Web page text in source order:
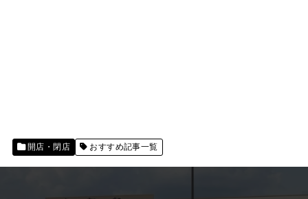
開店・閉店 おすすめ記事一覧